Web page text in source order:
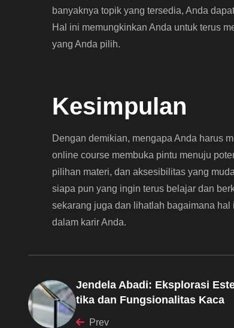
banyaknya topik yang tersedia, Anda
Hal ini memungkinkan Anda untuk terus
yang Anda pilih.
Kesimpulan
Dengan demikian, mengapa Anda harus
online course membuka pintu menuju
pilihan materi, dan aksesibilitas yang
siapa pun yang ingin terus belajar dan
sekarang juga dan lihatlah bagaimana
dalam karir Anda.
Jendela Abadi: Eksplorasi
tika dan Fungsionalitas Kaca
Prev